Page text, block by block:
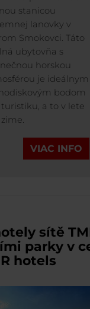
stanicou
lanovky v
Smokovci. Táto
ubytovňa s
horskou
je ideálnym
bodom
a to v lete
VIAC INFO
sítě
parky v
hotels